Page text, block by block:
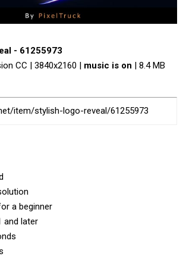
- 61255973
CC | 3840x2160 | music is on | 8.4 MB
item/stylish-logo-reveal/61255973
a beginner
and later